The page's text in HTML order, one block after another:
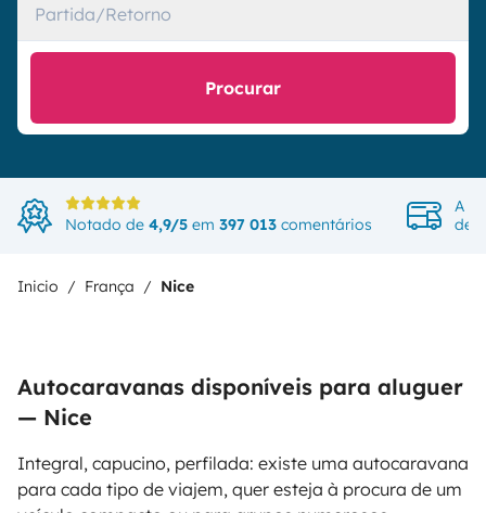
Partida/Retorno
Procurar
Notado de 4,9/5 em 397 013 comentários
A
de
Inicio França Nice
Autocaravanas disponíveis para aluguer
— Nice
Integral, capucino, perfilada: existe uma autocaravana
para cada tipo de viajem, quer esteja à procura de um